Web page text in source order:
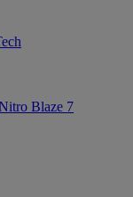
Blaze 7